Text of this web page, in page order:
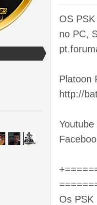
OS
no PC,
Platoon
http://
Os PSK